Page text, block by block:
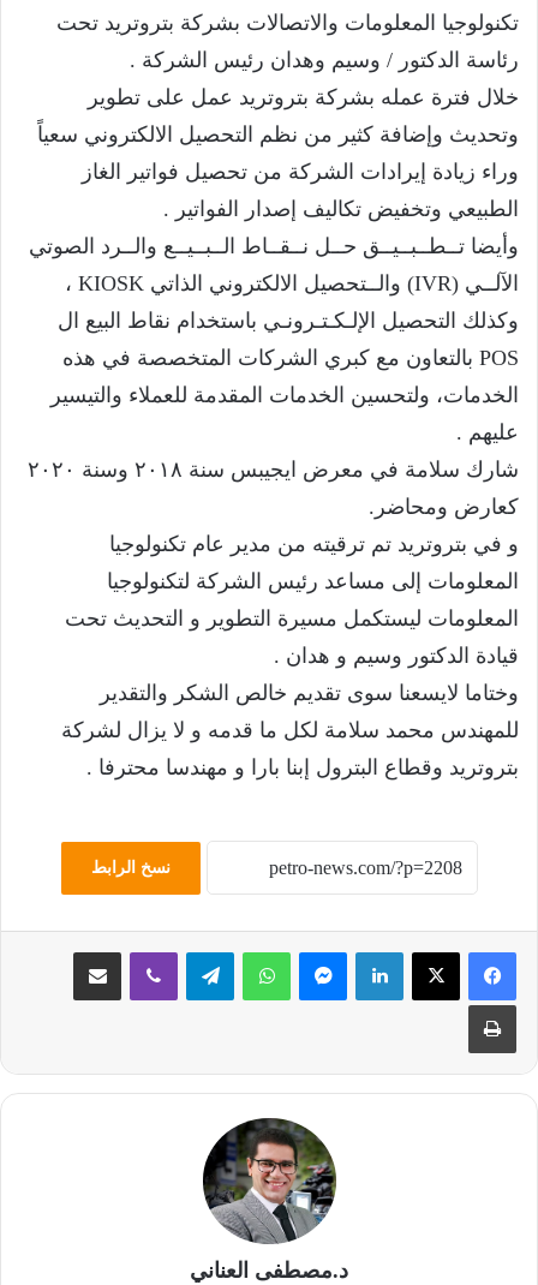
تكنولوجيا المعلومات والاتصالات بشركة بتروتريد تحت
رئاسة الدكتور / وسيم وهدان رئيس الشركة .
خلال فترة عمله بشركة بتروتريد عمل على تطوير
وتحديث وإضافة كثير من نظم التحصيل الالكتروني سعياً
وراء زيادة إيرادات الشركة من تحصيل فواتير الغاز
الطبيعي وتخفيض تكاليف إصدار الفواتير .
وأيضا تــطــبــيــق حــل نــقــاط الــبــيــع والــرد الصوتي
الآلــي (IVR) والــتحصيل الالكتروني الذاتي KIOSK ،
وكذلك التحصيل الإلـكـتـرونـي باستخدام نقاط البيع ال
POS بالتعاون مع كبري الشركات المتخصصة في هذه
الخدمات، ولتحسين الخدمات المقدمة للعملاء والتيسير
عليهم .
شارك سلامة في معرض ايجيبس سنة ٢٠١٨ وسنة ٢٠٢٠
كعارض ومحاضر.
و في بتروتريد تم ترقيته من مدير عام تكنولوجيا
المعلومات إلى مساعد رئيس الشركة لتكنولوجيا
المعلومات ليستكمل مسيرة التطوير و التحديث تحت
قيادة الدكتور وسيم و هدان .
وختاما لايسعنا سوى تقديم خالص الشكر والتقدير
للمهندس محمد سلامة لكل ما قدمه و لا يزال لشركة
بتروتريد وقطاع البترول إبنا بارا و مهندسا محترفا .
نسخ الرابط
لينكدإن ماسنجر واتساب تيلقرام ڤايبر مشاركة عبر البريد
طباعة
د.مصطفى العناني